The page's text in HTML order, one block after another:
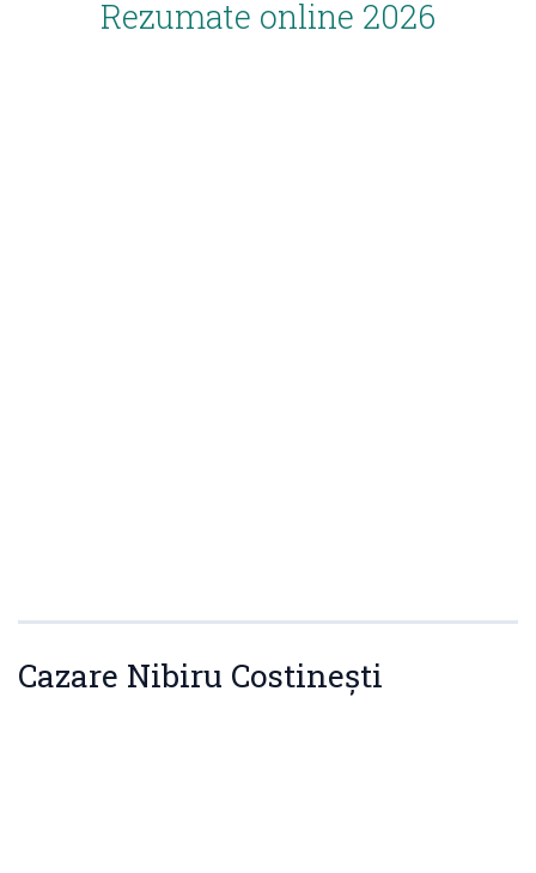
Rezumate online 2026
Cazare Nibiru Costinești